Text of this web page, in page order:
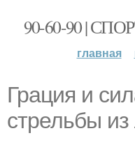
90-60-90 |
главная
Грация и
стрельбы из